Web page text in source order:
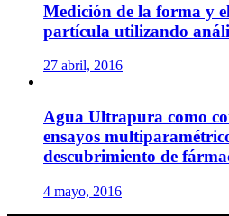
Medición de la forma y
partícula utilizando
27 abril, 2016
Agua Ultrapura como
ensayos
descubrimiento de
4 mayo, 2016